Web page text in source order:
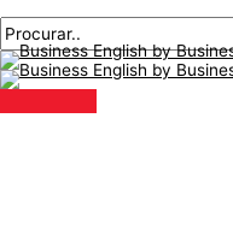
para
o
conteúdo
principal
navegação
aqui..
mail*
T
ó
p
i
P
r
o
c